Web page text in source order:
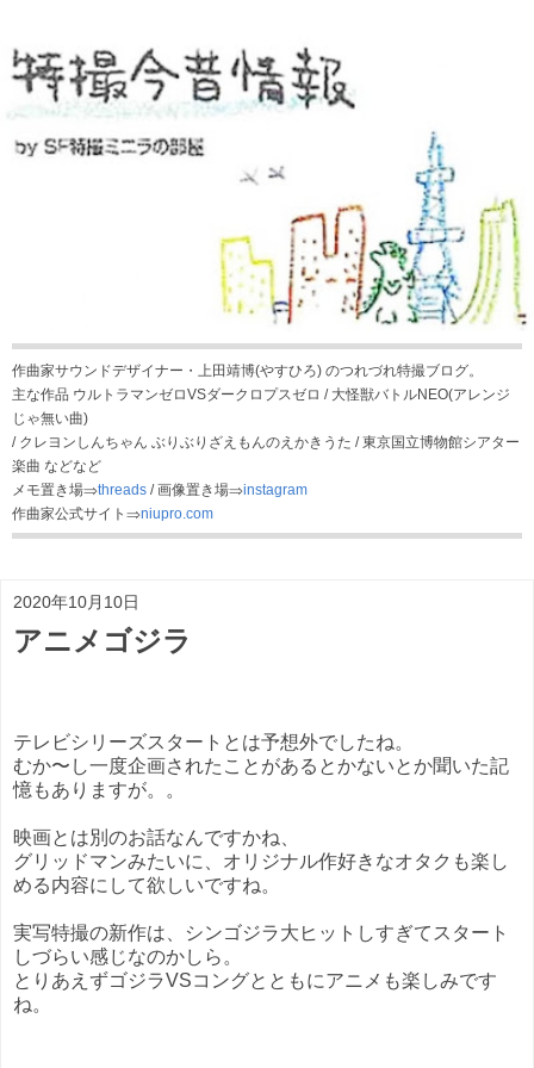
作曲家サウンドデザイナー・上田靖博(やすひろ) のつれづれ特撮ブログ。
主な作品 ウルトラマンゼロVSダークロプスゼロ / 大怪獣バトルNEO(アレンジ
じゃ無い曲)
/ クレヨンしんちゃん ぶりぶりざえもんのえかきうた / 東京国立博物館シアター
楽曲 などなど
メモ置き場⇒threads / 画像置き場⇒instagram
作曲家公式サイト⇒niupro.com
2020年10月10日
アニメゴジラ
テレビシリーズスタートとは予想外でしたね。
むか〜し一度企画されたことがあるとかないとか聞いた記
憶もありますが。。
映画とは別のお話なんですかね、
グリッドマンみたいに、オリジナル作好きなオタクも楽し
める内容にして欲しいですね。
実写特撮の新作は、シンゴジラ大ヒットしすぎてスタート
しづらい感じなのかしら。
とりあえずゴジラVSコングとともにアニメも楽しみです
ね。